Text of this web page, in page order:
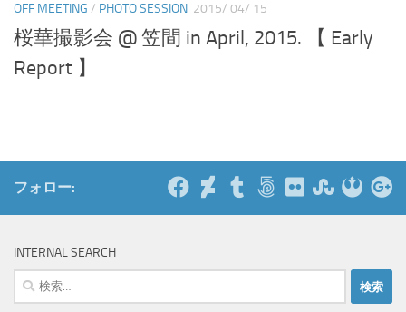
OFF MEETING / PHOTO SESSION 2015/ 04/ 15
桜華撮影会 @ 笠間 in April, 2015. 【 Early
Report 】
フォロー:
INTERNAL SEARCH
検
索: